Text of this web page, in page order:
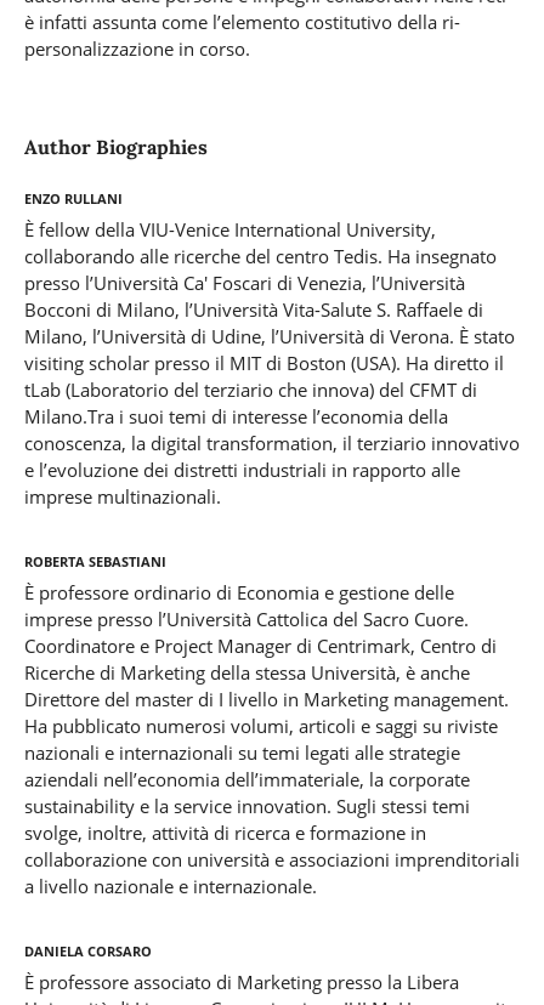
è infatti assunta come l’elemento costitutivo della ri-
personalizzazione in corso.
Author Biographies
Enzo Rullani
È fellow della VIU-Venice International University,
collaborando alle ricerche del centro Tedis. Ha insegnato
presso l’Università Ca' Foscari di Venezia, l’Università
Bocconi di Milano, l’Università Vita-Salute S. Raffaele di
Milano, l’Università di Udine, l’Università di Verona. È stato
visiting scholar presso il MIT di Boston (USA). Ha diretto il
tLab (Laboratorio del terziario che innova) del CFMT di
Milano.Tra i suoi temi di interesse l’economia della
conoscenza, la digital transformation, il terziario innovativo
e l’evoluzione dei distretti industriali in rapporto alle
imprese multinazionali.
Roberta Sebastiani
È professore ordinario di Economia e gestione delle
imprese presso l’Università Cattolica del Sacro Cuore.
Coordinatore e Project Manager di Centrimark, Centro di
Ricerche di Marketing della stessa Università, è anche
Direttore del master di I livello in Marketing management.
Ha pubblicato numerosi volumi, articoli e saggi su riviste
nazionali e internazionali su temi legati alle strategie
aziendali nell’economia dell’immateriale, la corporate
sustainability e la service innovation. Sugli stessi temi
svolge, inoltre, attività di ricerca e formazione in
collaborazione con università e associazioni imprenditoriali
a livello nazionale e internazionale.
Daniela Corsaro
È professore associato di Marketing presso la Libera